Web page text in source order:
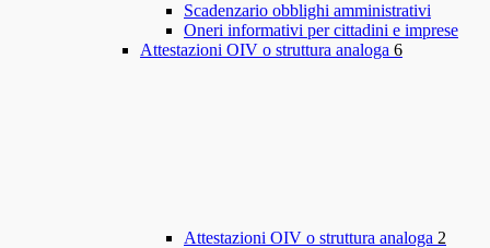
Scadenzario obblighi amministrativi
Oneri informativi per cittadini e imprese
Attestazioni OIV o struttura analoga 6
Attestazioni OIV o struttura analoga 2